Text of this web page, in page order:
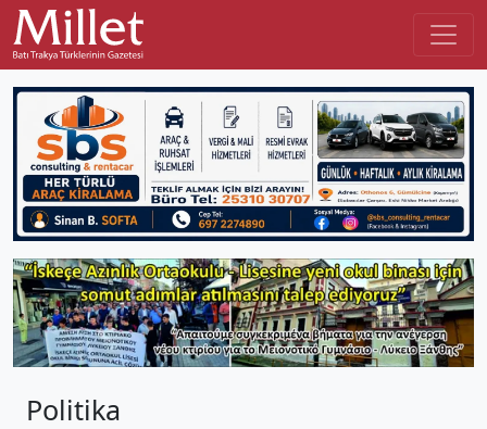
Politika